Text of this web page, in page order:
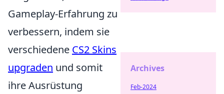
Gameplay-Erfahrung zu
verbessern, indem sie
verschiedene CS2 Skins
upgraden und somit
ihre Ausrüstung
Archives
Feb-2024